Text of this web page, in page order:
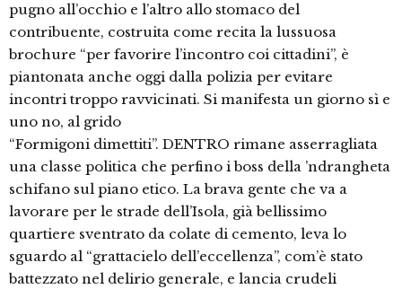
pugno all’occhio e l’altro allo stomaco del
contribuente, costruita come recita la lussuosa
brochure “per favorire l’incontro coi cittadini”, è
piantonata anche oggi dalla polizia per evitare
incontri troppo ravvicinati. Si manifesta un giorno sì e
uno no, al grido
“Formigoni dimettiti”. DENTRO rimane asserragliata
una classe politica che perfino i boss della ’ndrangheta
schifano sul piano etico. La brava gente che va a
lavorare per le strade dell’Isola, già bellissimo
quartiere sventrato da colate di cemento, leva lo
sguardo al “grattacielo dell’eccellenza”, com’è stato
battezzato nel delirio generale, e lancia crudeli